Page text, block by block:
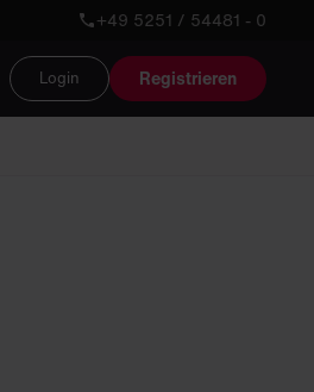
+49 5251 / 54481 - 0
Login Registrieren